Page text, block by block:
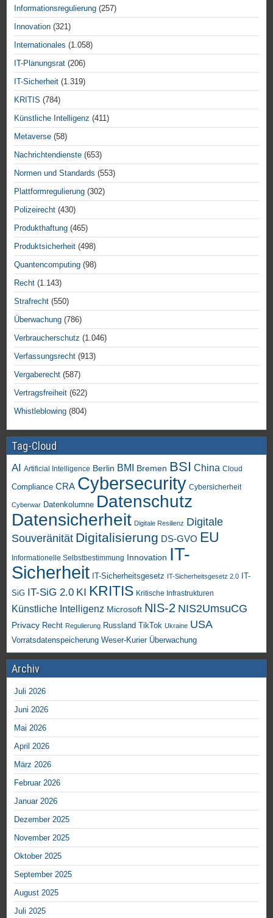
Informationsregulierung (257)
Innovation (321)
Internationales (1.058)
IT-Planungsrat (206)
IT-Sicherheit (1.319)
KRITIS (784)
Künstliche Intelligenz (411)
Metaverse (58)
Nachrichtendienste (653)
Normen und Standards (553)
Plattformregulierung (302)
Polizeirecht (430)
Produkthaftung (465)
Produktsicherheit (498)
Quantencomputing (98)
Recht (1.143)
Strafrecht (550)
Überwachung (786)
Verbraucherschutz (1.046)
Verfassungsrecht (913)
Vergaberecht (587)
Vertragsfreiheit (622)
Whistleblowing (804)
Tag-Cloud
AI Artificial Intelligence Berlin BMI Bremen BSI China Cloud
Compliance CRA Cybersecurity Cybersicherheit
Cyberwar Datenkolumne Datenschutz
Datensicherheit Digitale Resilienz Digitale
Souveränität Digitalisierung DS-GVO EU
Informationelle Selbstbestimmung Innovation IT-
Sicherheit IT-Sicherheitsgesetz IT-Sicherheitsgesetz 2.0
IT-
SiG IT-SiG 2.0 KI KRITIS Kritische Infrastrukturen
Künstliche Intelligenz Microsoft NIS-2 NIS2UmsuCG
Privacy Recht Regulierung Russland TikTok Ukraine USA
Vorratsdatenspeicherung Weser-Kurier Überwachung
Archiv
Juli 2026
Juni 2026
Mai 2026
April 2026
März 2026
Februar 2026
Januar 2026
Dezember 2025
November 2025
Oktober 2025
September 2025
August 2025
Juli 2025